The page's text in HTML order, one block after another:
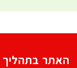
האתר בתהליך